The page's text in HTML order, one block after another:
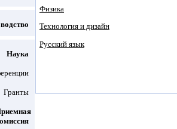
Наука
Гранты
Физика
Технология и дизайн
Русский язык